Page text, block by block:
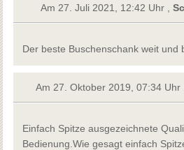
Am 27. Juli 2021, 12:42 Uhr ,
Der beste Buschenschank weit und
Am 27. Oktober 2019, 07:34 Uhr ,
Einfach Spitze ausgezeichnete
Bedienung.Wie gesagt einfach